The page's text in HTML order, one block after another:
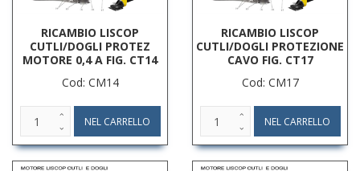
RICAMBIO LISCOP
CUTLI/DOGLI PROTEZ
MOTORE 0,4 A FIG. CT14
Cod: CM14
RICAMBIO LISCOP
CUTLI/DOGLI PROTEZIONE
CAVO FIG. CT17
Cod: CM17